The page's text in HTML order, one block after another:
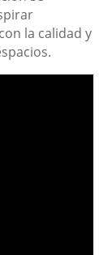
la calidad y